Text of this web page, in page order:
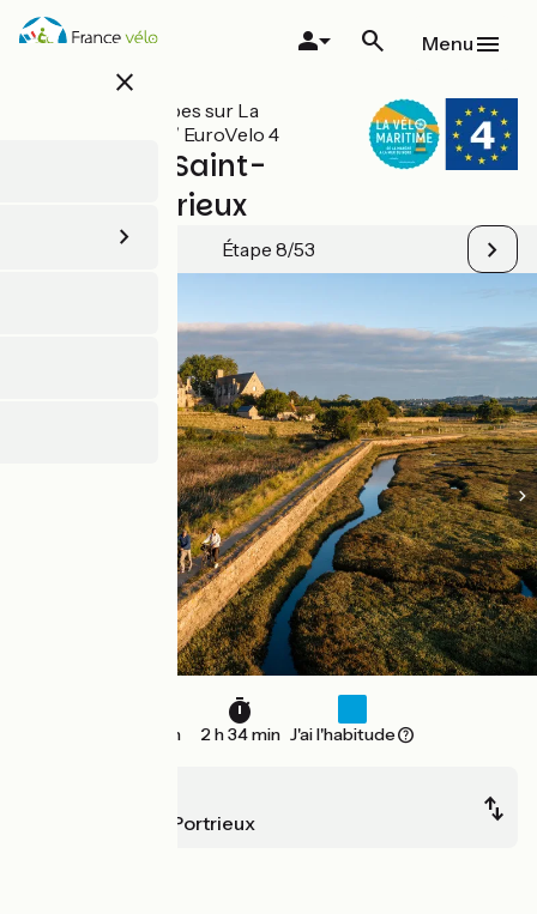
Aller
au
close
Menu
Toutes les étapes sur La
Vélomaritime / EuroVelo 4
Paimpol / Saint-
Quay-Portrieux
Étape 8/53
38 km 2 h 34 min J'ai l'habitude
Saint-Quay-Portrieux